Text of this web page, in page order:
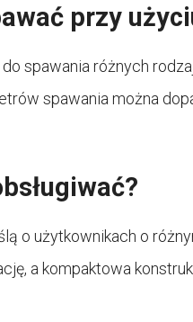
przy
spawania różnych
spawania można
o użytkownikach o
a kompaktowa